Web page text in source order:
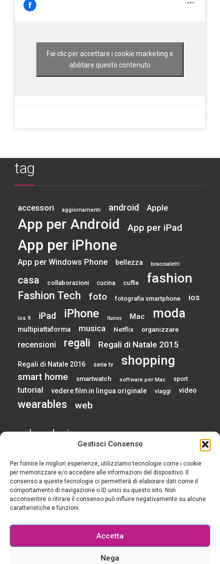
Gestisci Consenso
Per fornire le migliori esperienze, utilizziamo tecnologie come i cookie
per memorizzare e/o accedere alle informazioni del dispositivo. Il
consenso a queste tecnologie ci permetterà di elaborare dati come il
comportamento di navigazione o ID unici su questo sito. Non
acconsentire o ritirare il consenso può influire negativamente su alcune
caratteristiche e funzioni.
Accetta
Nega
Fai clic per accettare i cookie marketing e
abilitare questo contenuto
tag
accessori aggiornamenti android Apple
App per Android App per iPad
App per iPhone
App per Windows Phone bellezza braccialetti
casa collaborazioni cucina cuffie fashion
Fashion Tech foto fotografia smartphone ios
ios 9 iPad iPhone itunes Mac moda
multipiattaforma musica Netflix organizzare
recensioni regali Regali di Natale 2015
Regali di Natale 2016 serie tv shopping
smart home smartwatch software per Mac sport
tutorial vedere film in lingua originale viaggi video
wearables web
calendario
AGOSTO 2026
L M M G V S
1
2
10
11 12 13 14 15
16
20